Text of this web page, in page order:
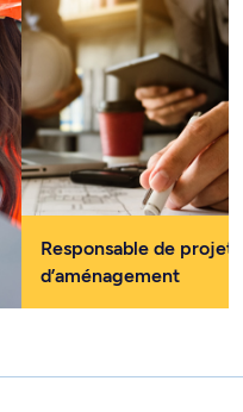
Responsable de projets
d’aménagement